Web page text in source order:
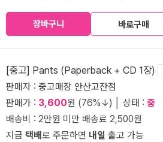
장바구니 바로구매
[중고] Pants (Paperback + CD 1장)
판매자 : 중고매장 안산고잔점
판매가 : 3,600원 (76%↓) │ 상태 : 중
배송비 : 2만원 미만 배송료 2,500원
지금 택배로 주문하면 내일 출고 가능